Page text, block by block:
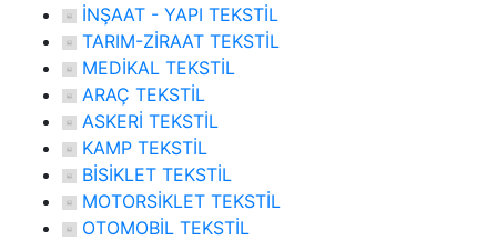
İNŞAAT - YAPI TEKSTİL
TARIM-ZİRAAT TEKSTİL
MEDİKAL TEKSTİL
ARAÇ TEKSTİL
ASKERİ TEKSTİL
KAMP TEKSTİL
BİSİKLET TEKSTİL
MOTORSİKLET TEKSTİL
OTOMOBİL TEKSTİL